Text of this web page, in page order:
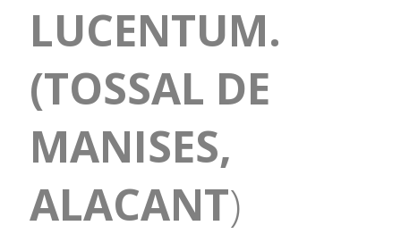
LUCENTUM.
(TOSSAL DE
MANISES,
ALACANT)